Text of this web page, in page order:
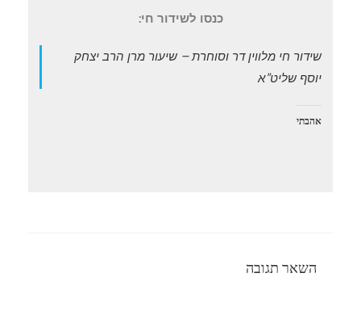
כנסו לשידור חי:
שידור חי מלווין דר וסוחרת – שיעור מרן הרב יצחק
יוסף שליט"א
אהבתי
השאר תגובה